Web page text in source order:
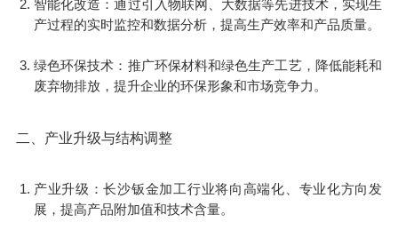
智能化改造：通过引入物联网、大数据等先进技术，实现生
产过程的实时监控和数据分析，提高生产效率和产品质量。
绿色环保技术：推广环保材料和绿色生产工艺，降低能耗和
废弃物排放，提升企业的环保形象和市场竞争力。
二、产业升级与结构调整
产业升级：长沙钣金加工行业将向高端化、专业化方向发
展，提高产品附加值和技术含量。